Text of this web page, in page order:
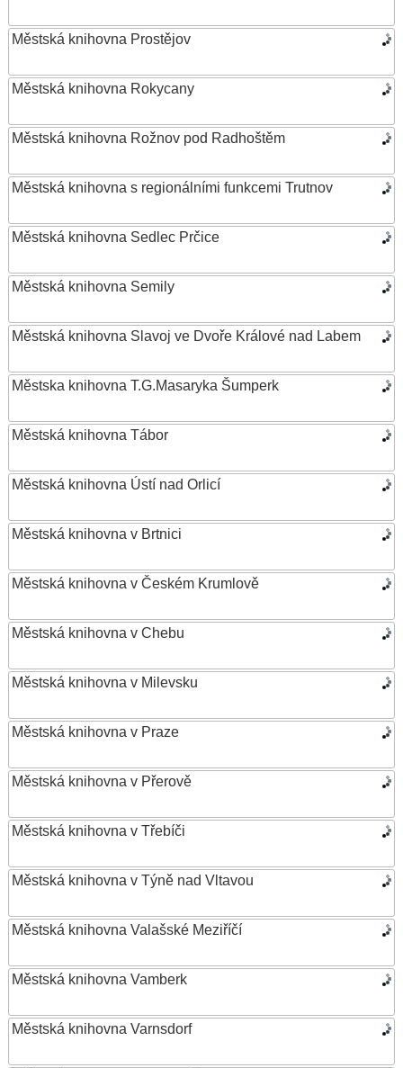
Městská knihovna Prostějov
Městská knihovna Rokycany
Městská knihovna Rožnov pod Radhoštěm
Městská knihovna s regionálními funkcemi Trutnov
Městská knihovna Sedlec Prčice
Městská knihovna Semily
Městská knihovna Slavoj ve Dvoře Králové nad Labem
Městska knihovna T.G.Masaryka Šumperk
Městská knihovna Tábor
Městská knihovna Ústí nad Orlicí
Městská knihovna v Brtnici
Městská knihovna v Českém Krumlově
Městská knihovna v Chebu
Městská knihovna v Milevsku
Městská knihovna v Praze
Městská knihovna v Přerově
Městská knihovna v Třebíči
Městská knihovna v Týně nad Vltavou
Městská knihovna Valašské Meziříčí
Městská knihovna Vamberk
Městská knihovna Varnsdorf